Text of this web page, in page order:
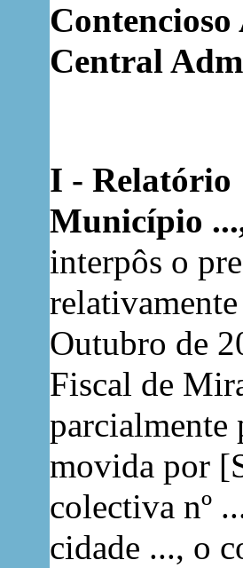
Central
I - Relatório
Município
interpôs o
Outubro de
Fiscal de
parcialmente
movida por
colectiva nº
cidade ..., o